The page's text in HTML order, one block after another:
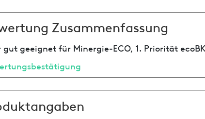
Zusammenfassung
gut geeignet für Minergie-ECO, 1. Priorität